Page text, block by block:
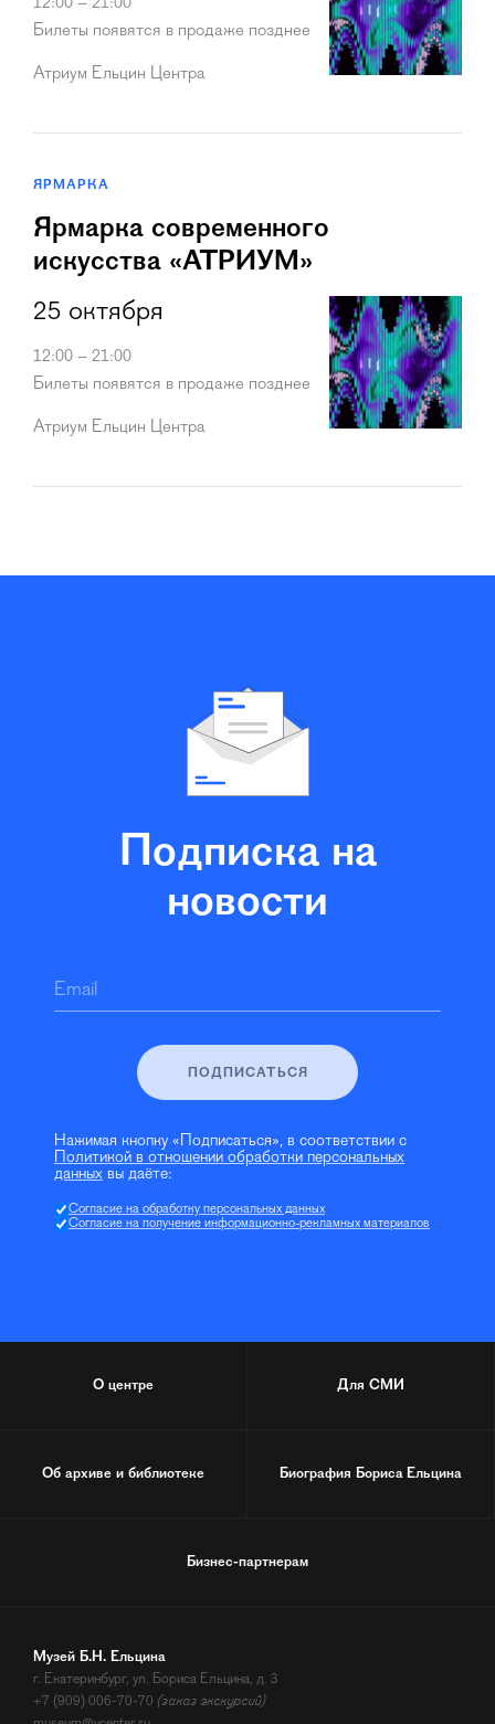
Билеты появятся в продаже позднее
Атриум Ельцин Центра
ЯРМАРКА
Ярмарка современного
искусства «АТРИУМ»
25 октября
12:00 – 21:00
Билеты появятся в продаже позднее
Атриум Ельцин Центра
Подписка на
новости
Email
ПОДПИСАТЬСЯ
Нажимая кнопку «Подписаться», в соответствии с
Политикой в отношении обработки персональных
данных вы даёте:
Согласие на обработку персональных данных
Согласие на получение информационно-рекламных материалов
О центре Для СМИ
Об архиве и библиотеке Биография Бориса Ельцина
Бизнес-партнерам
Музей Б.Н. Ельцина
г. Екатеринбург, ул. Бориса Ельцина, д. 3
+7 (909) 006-70-70 (заказ экскурсий)